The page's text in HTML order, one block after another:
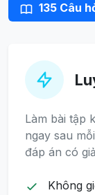
135 Câu
Làm bài tập
ngay sau
đáp án có
Không